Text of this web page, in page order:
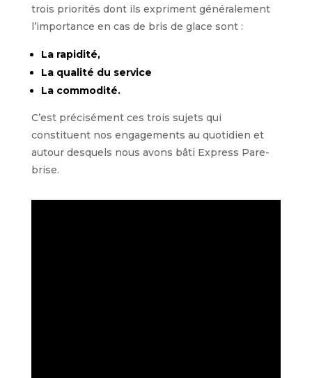
trois priorités dont ils expriment généralement
l’importance en cas de bris de glace sont :
La rapidité,
La qualité du service
La commodité.
C’est précisément ces trois sujets qui
constituent nos engagements au quotidien et
autour desquels nous avons bâti Express Pare-
brise.